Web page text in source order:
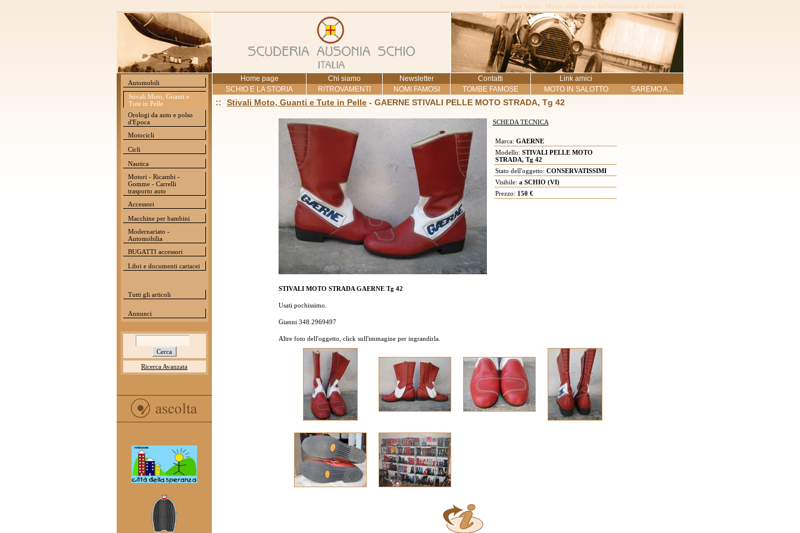
Ausonia Schio - Museo della storia dell'automobile e del motociclo
Automobili
Stivali Moto, Guanti e
Tute in Pelle
Orologi da auto e polso
d'Epoca
Motocicli
Cicli
Nautica
Motori - Ricambi -
Gomme - Carrelli
trasporto auto
Accessori
Macchine per bambini
Modernariato -
Automobilia
BUGATTI accessori
Libri e documenti cartacei
Tutti gli articoli
Annunci
Ricerca Avanzata
Home page Chi siamo Newsletter Contatti
Link amici
SCHIO E LA STORIA
RITROVAMENTI NOMI FAMOSI TOMBE FAMOSE MOTO IN SALOTTO SAREMO A...
:: Stivali Moto, Guanti e Tute in Pelle - GAERNE STIVALI PELLE MOTO STRADA, Tg 42
SCHEDA TECNICA
Marca: GAERNE
Modello: STIVALI PELLE MOTO
STRADA, Tg 42
Stato dell'oggetto: CONSERVATISSIMI
Visibile: a SCHIO (VI)
Prezzo: 150 €
STIVALI MOTO STRADA GAERNE Tg 42
Usati pochissimo.
Gianni 348.2969497
Altre foto dell'oggetto, click sull'immagine per ingrandirla.